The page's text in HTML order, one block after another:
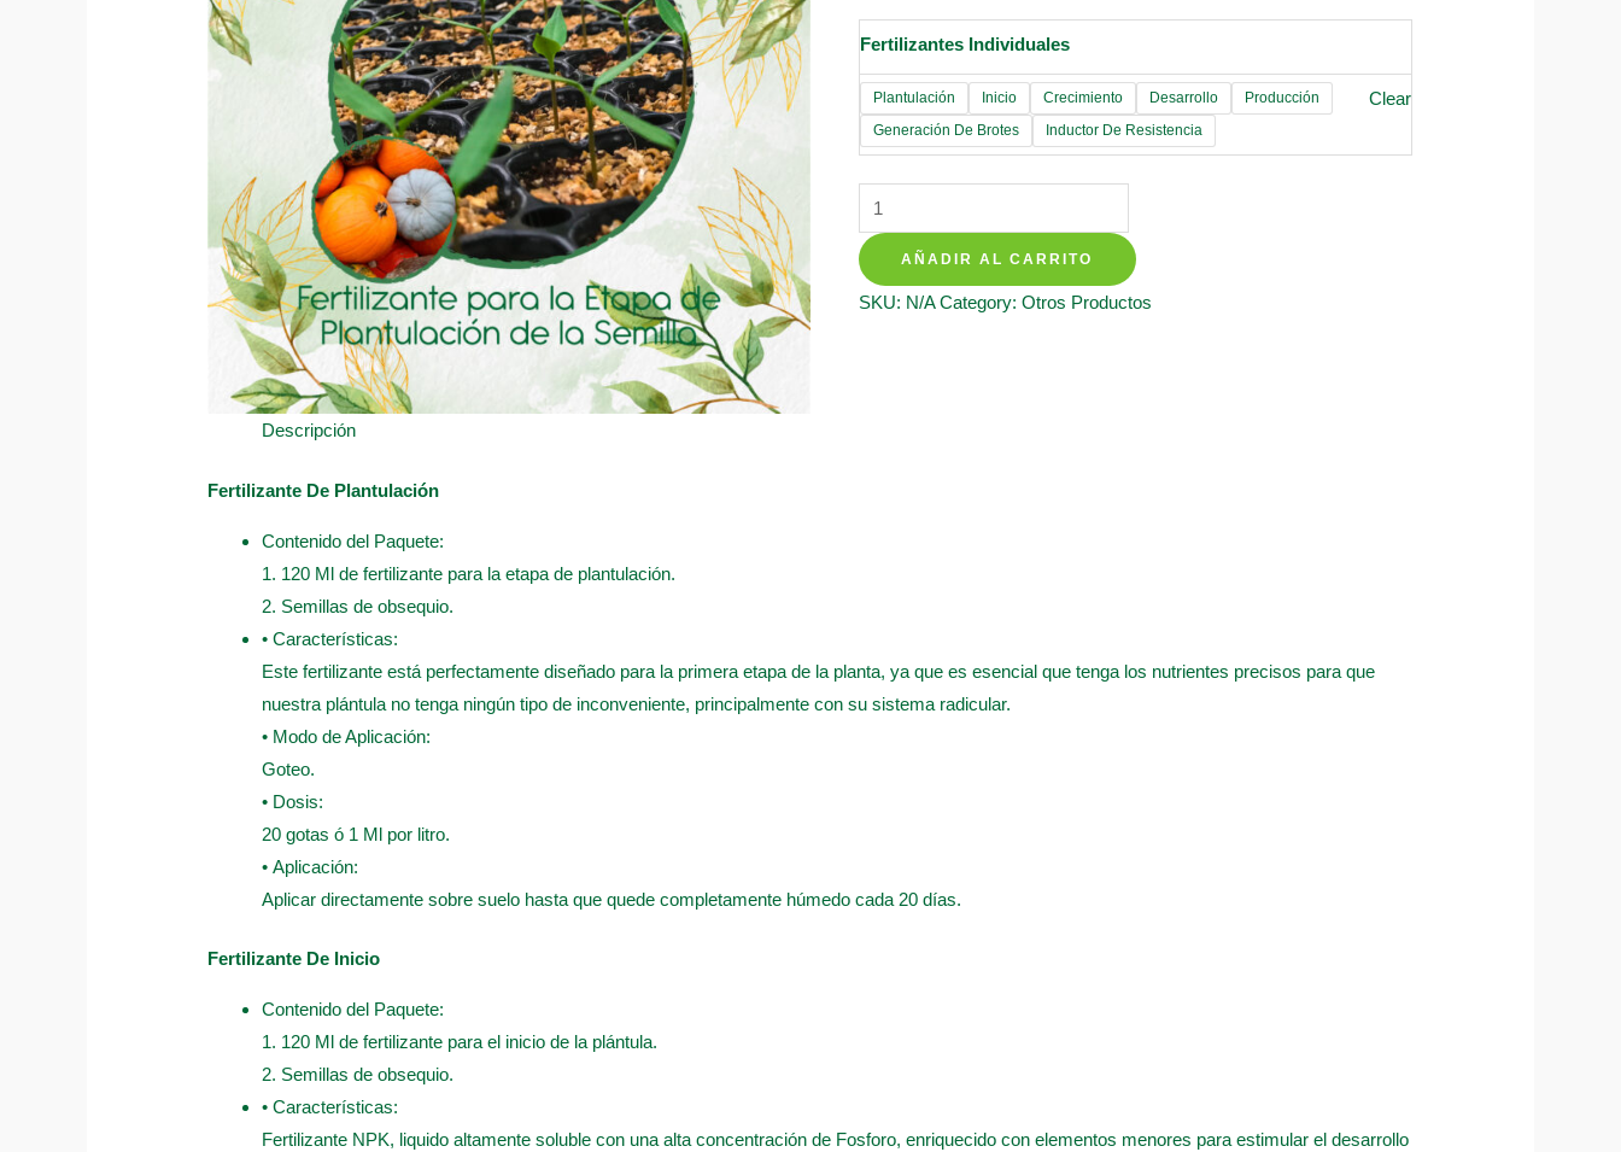
Fertilizantes Individuales
Plantulación Inicio Crecimiento Desarrollo
Producción
Generación De Brotes
Inductor De Resistencia
Clear
Fertilizantes
Individuales
Para
Auyama
AÑADIR AL CARRITO
SKU: N/A Category: Otros Productos
Descripción
Fertilizante De Plantulación
Contenido del Paquete:
1. 120 Ml de fertilizante para la etapa de plantulación.
2. Semillas de obsequio.
• Características:
Este fertilizante está perfectamente diseñado para la primera etapa de la planta, ya que es esencial que tenga los nutrientes precisos para que
nuestra plántula no tenga ningún tipo de inconveniente, principalmente con su sistema radicular.
• Modo de Aplicación:
Goteo.
• Dosis:
20 gotas ó 1 Ml por litro.
• Aplicación:
Aplicar directamente sobre suelo hasta que quede completamente húmedo cada 20 días.
Fertilizante De Inicio
Contenido del Paquete:
1. 120 Ml de fertilizante para el inicio de la plántula.
2. Semillas de obsequio.
• Características:
Fertilizante NPK, liquido altamente soluble con una alta concentración de Fosforo, enriquecido con elementos menores para estimular el desarrollo